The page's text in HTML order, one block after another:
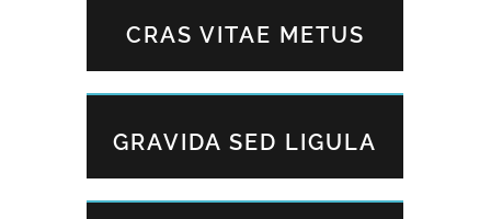
CRAS VITAE METUS
GRAVIDA SED LIGULA